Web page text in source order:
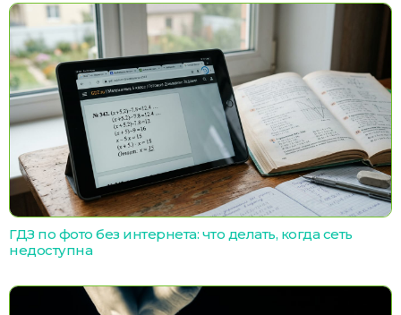
ГДЗ по фото без интернета: что делать, когда сеть
недоступна